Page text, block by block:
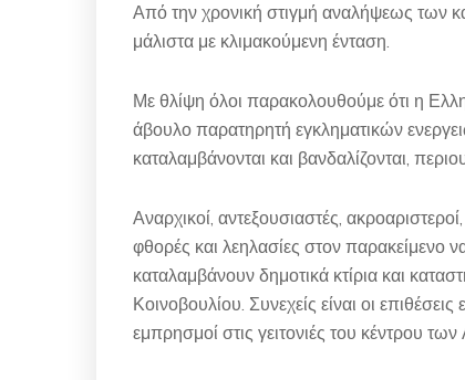
Από την χρονική στιγμή αναλήψεως των
μάλιστα με κλιμακούμενη ένταση.
Με θλίψη όλοι παρακολουθούμε ότι η
άβουλο παρατηρητή εγκληματικών
καταλαμβάνονται και βανδαλίζονται,
Αναρχικοί, αντεξουσιαστές,
φθορές και λεηλασίες στον παρακείμενο
καταλαμβάνουν δημοτικά κτίρια και
Κοινοβουλίου. Συνεχείς είναι οι
εμπρησμοί στις γειτονιές του κέντρου